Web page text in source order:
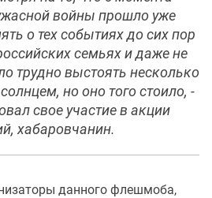
войны прошло уже
о тех событиях до сих пор
семьях и даже не
трудно выстоять несколько
но оно того стоило, -
свое участие в акции
хабаровчанин.
данного флешмоба,